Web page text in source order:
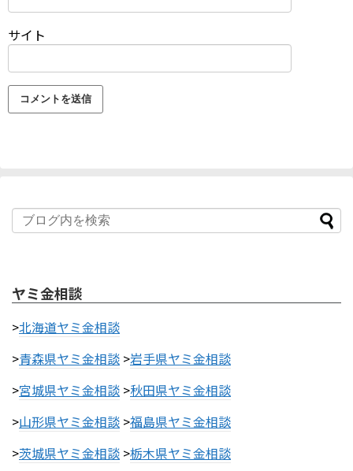
サイト
ヤミ金相談
>北海道ヤミ金相談
>青森県ヤミ金相談 >岩手県ヤミ金相談
>宮城県ヤミ金相談 >秋田県ヤミ金相談
>山形県ヤミ金相談 >福島県ヤミ金相談
>茨城県ヤミ金相談 >栃木県ヤミ金相談